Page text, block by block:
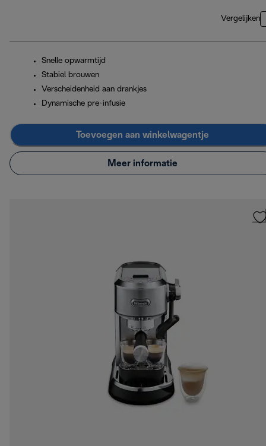
Vergelijken
Snelle opwarmtijd
Stabiel brouwen
Verscheidenheid aan drankjes
Dynamische pre-infusie
Toevoegen aan winkelwagentje
Meer informatie